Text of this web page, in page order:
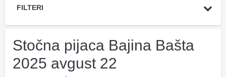
FILTERI
Stočna pijaca Bajina Bašta
2025 avgust 22